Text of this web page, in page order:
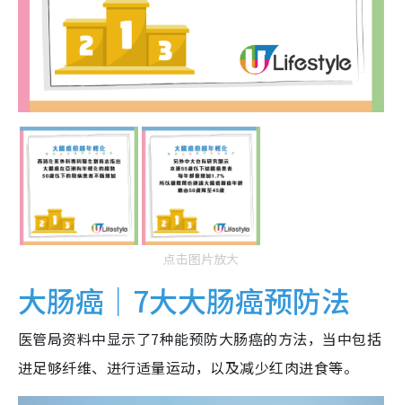
点击图片放大
大肠癌｜7大大肠癌预防法
医管局资料中显示了7种能预防大肠癌的方法，当中包括
进足够纤维、进行适量运动，以及减少红肉进食等。